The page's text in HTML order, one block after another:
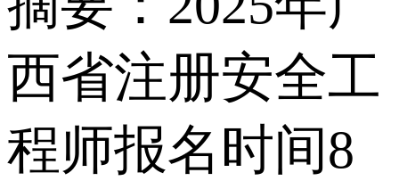
西省注册安全工
程师报名时间8